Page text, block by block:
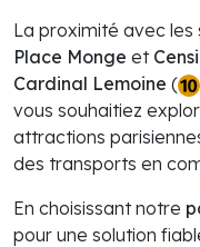
La proximité avec
Place Monge et
Cardinal Lemoine (
vous souhaitiez
attractions
des transports en
En choisissant notre
pour une solution